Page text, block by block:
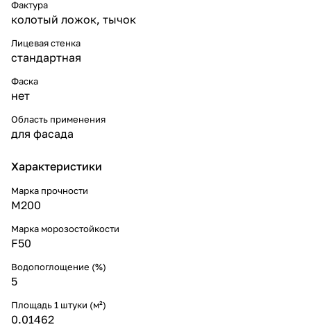
Фактура
колотый ложок, тычок
Лицевая стенка
стандартная
Фаска
нет
Область применения
для фасада
Характеристики
Марка прочности
M200
Марка морозостойкости
F50
Водопоглощение (%)
5
Площадь 1 штуки (м²)
0.01462